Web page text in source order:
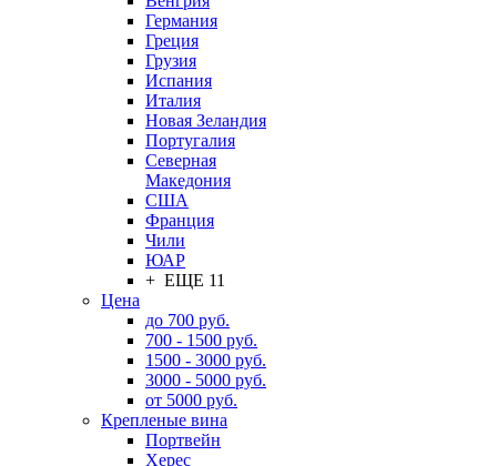
Германия
Греция
Грузия
Испания
Италия
Новая Зеландия
Португалия
Северная
Македония
США
Франция
Чили
ЮАР
+ ЕЩЕ 11
Цена
до 700 руб.
700 - 1500 руб.
1500 - 3000 руб.
3000 - 5000 руб.
от 5000 руб.
Крепленые вина
Портвейн
Херес